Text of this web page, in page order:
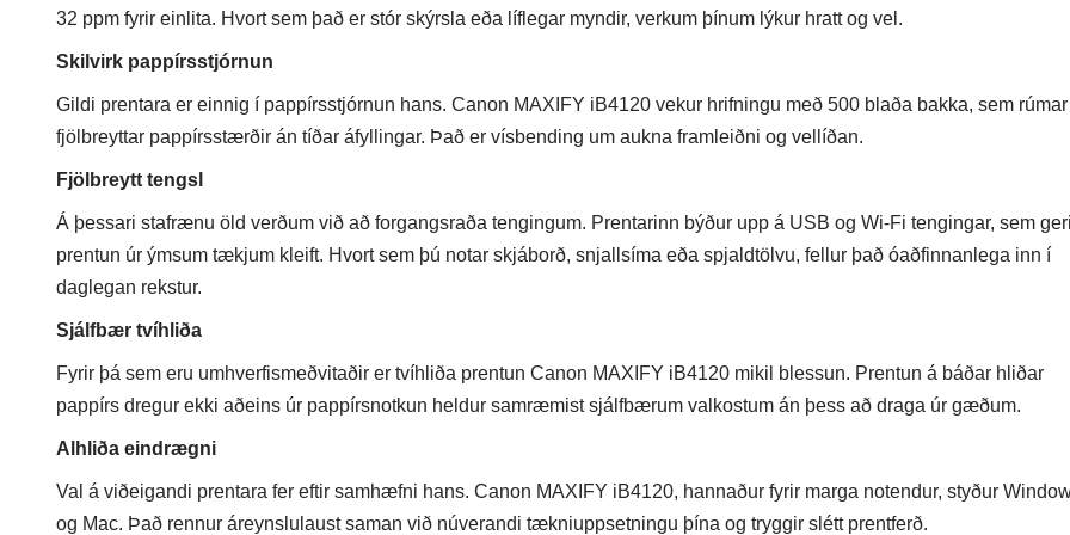
32 ppm fyrir einlita. Hvort sem það er stór skýrsla eða líflegar myndir, verkum þínum lýkur hratt og vel.
Skilvirk pappírsstjórnun
Gildi prentara er einnig í pappírsstjórnun hans. Canon MAXIFY iB4120 vekur hrifningu með 500 blaða bakka, sem rúmar
fjölbreyttar pappírsstærðir án tíðar áfyllingar. Það er vísbending um aukna framleiðni og vellíðan.
Fjölbreytt tengsl
Á þessari stafrænu öld verðum við að forgangsraða tengingum. Prentarinn býður upp á USB og Wi-Fi tengingar, sem
prentun úr ýmsum tækjum kleift. Hvort sem þú notar skjáborð, snjallsíma eða spjaldtölvu, fellur það óaðfinnanlega inn í
daglegan rekstur.
Sjálfbær tvíhliða
Fyrir þá sem eru umhverfismeðvitaðir er tvíhliða prentun Canon MAXIFY iB4120 mikil blessun. Prentun á báðar hliðar
pappírs dregur ekki aðeins úr pappírsnotkun heldur samræmist sjálfbærum valkostum án þess að draga úr gæðum.
Alhliða eindrægni
Val á viðeigandi prentara fer eftir samhæfni hans. Canon MAXIFY iB4120, hannaður fyrir marga notendur, styður
og Mac. Það rennur áreynslulaust saman við núverandi tækniuppsetningu þína og tryggir slétt prentferð.